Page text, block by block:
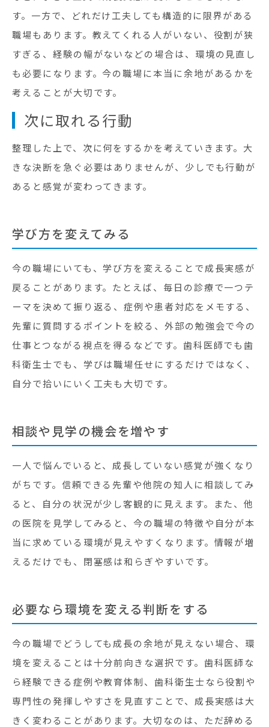
す。一方で、どれだけ工夫しても構造的に限界がある
職場もあります。教えてくれる人がいない、役割が狭
すぎる、経験の幅がないなどの場合は、環境の見直し
も必要になります。今の職場に本当に余地があるかを
考えることが大切です。
次に取れる行動
整理した上で、次に何をするかを考えていきます。大
きな決断を急ぐ必要はありませんが、少しでも行動が
あると感覚が変わってきます。
学び方を変えてみる
今の職場にいても、学び方を変えることで成長実感が
戻ることがあります。たとえば、毎日の診療で一つテ
ーマを決めて振り返る、症例や患者対応をメモする、
先輩に質問するポイントを絞る、外部の勉強会で今の
仕事とつながる視点を得るなどです。歯科医師でも歯
科衛生士でも、学びは職場任せにするだけではなく、
自分で拾いにいく工夫も大切です。
相談や見学の機会を増やす
一人で悩んでいると、成長していない感覚が強くなり
がちです。信頼できる先輩や他院の知人に相談してみ
ると、自分の状況が少し客観的に見えます。また、他
の医院を見学してみると、今の職場の特徴や自分が本
当に求めている環境が見えやすくなります。情報が増
えるだけでも、閉塞感は和らぎやすいです。
必要なら環境を変える判断をする
今の職場でどうしても成長の余地が見えない場合、環
境を変えることは十分前向きな選択です。歯科医師な
ら経験できる症例や教育体制、歯科衛生士なら役割や
専門性の発揮しやすさを見直すことで、成長実感は大
きく変わることがあります。大切なのは、ただ辞める